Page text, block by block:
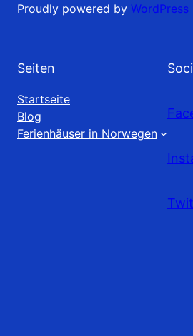
Proudly powered by WordPress
Seiten
Startseite
Blog
Ferienhäuser in Norwegen